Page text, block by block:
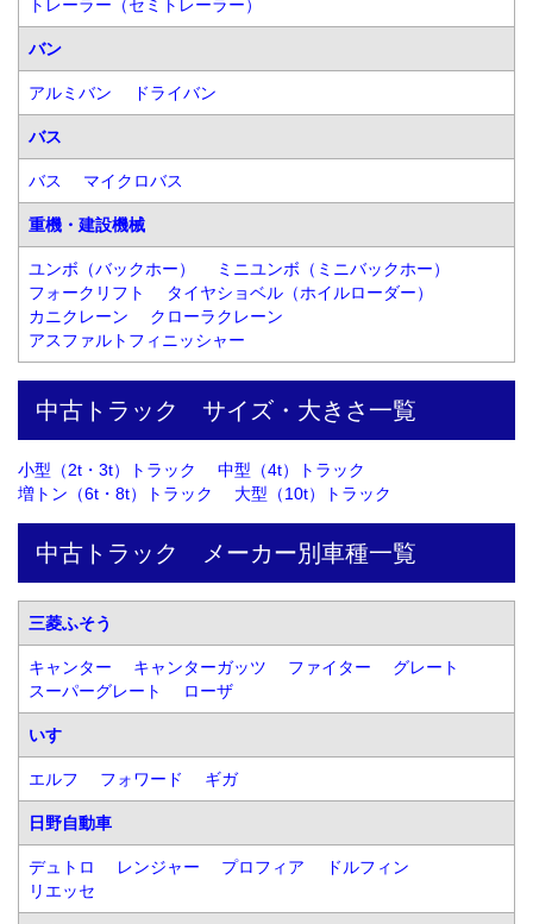
トレーラー（セミトレーラー）
バン
アルミバン ドライバン
バス
バス マイクロバス
重機・建設機械
ユンボ（バックホー）
ミニユンボ（ミニバックホー）
フォークリフト
タイヤショベル（ホイルローダー）
カニクレーン
クローラクレーン
アスファルトフィニッシャー
中古トラック　サイズ・大きさ一覧
小型（2t・3t）トラック
中型（4t）トラック
増トン（6t・8t）トラック
大型（10t）トラック
中古トラック　メーカー別車種一覧
三菱ふそう
キャンター キャンターガッツ ファイター
グレート
スーパーグレート
ローザ
いすゞ
エルフ フォワード ギガ
日野自動車
デュトロ レンジャー プロフィア
ドルフィン
リエッセ